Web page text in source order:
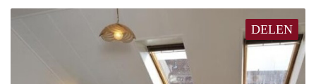
DELEN